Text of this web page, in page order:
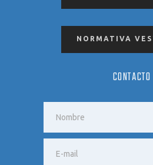
NORMATIVA
CONTACTO